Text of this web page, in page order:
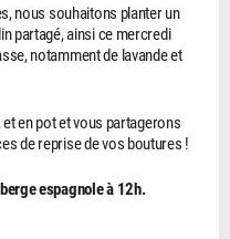
nous souhaitons planter un
partagé, ainsi ce mercredi
notamment de lavande et
en pot et vous partagerons
de reprise de vos boutures !
espagnole à 12h.